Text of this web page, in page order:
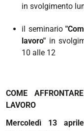
in svolgimento
il seminario
lavoro" in
10 alle 12
COME
LAVORO
Mercoledì 13